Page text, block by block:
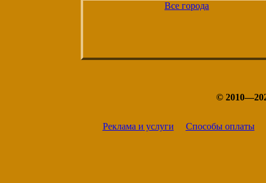
Все города
©
Реклама и услуги Способы оплаты